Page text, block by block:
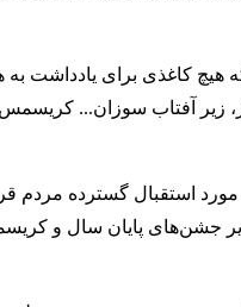
هیچ کاغذی برای یادداشت
آفتاب سوزان... کریسمس
به سرعت مورد استقبال گسترده
جشن‌های پایان سال و